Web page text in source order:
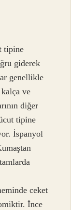
tipine
giderek
genellikle
ve
diğer
tipine
İspanyol
ceket
İnce